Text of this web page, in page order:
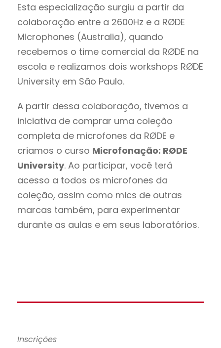
Esta especialização surgiu a partir da
colaboração entre a 2600Hz e a RØDE
Microphones (Australia), quando
recebemos o time comercial da RØDE na
escola e realizamos dois workshops RØDE
University em São Paulo.
A partir dessa colaboração, tivemos a
iniciativa de comprar uma coleção
completa de microfones da RØDE e
criamos o curso Microfonação: RØDE
University. Ao participar, você terá
acesso a todos os microfones da
coleção, assim como mics de outras
marcas também, para experimentar
durante as aulas e em seus laboratórios.
Inscrições